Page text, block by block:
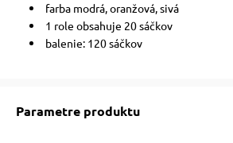
farba modrá, oranžová, sivá
1 role obsahuje 20 sáčkov
balenie: 120 sáčkov
Parametre produktu